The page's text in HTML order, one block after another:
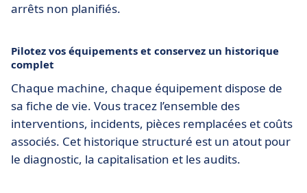
arrêts non planifiés.
Pilotez vos équipements et conservez un historique
complet
Chaque machine, chaque équipement dispose de
sa fiche de vie. Vous tracez l’ensemble des
interventions, incidents, pièces remplacées et coûts
associés. Cet historique structuré est un atout pour
le diagnostic, la capitalisation et les audits.